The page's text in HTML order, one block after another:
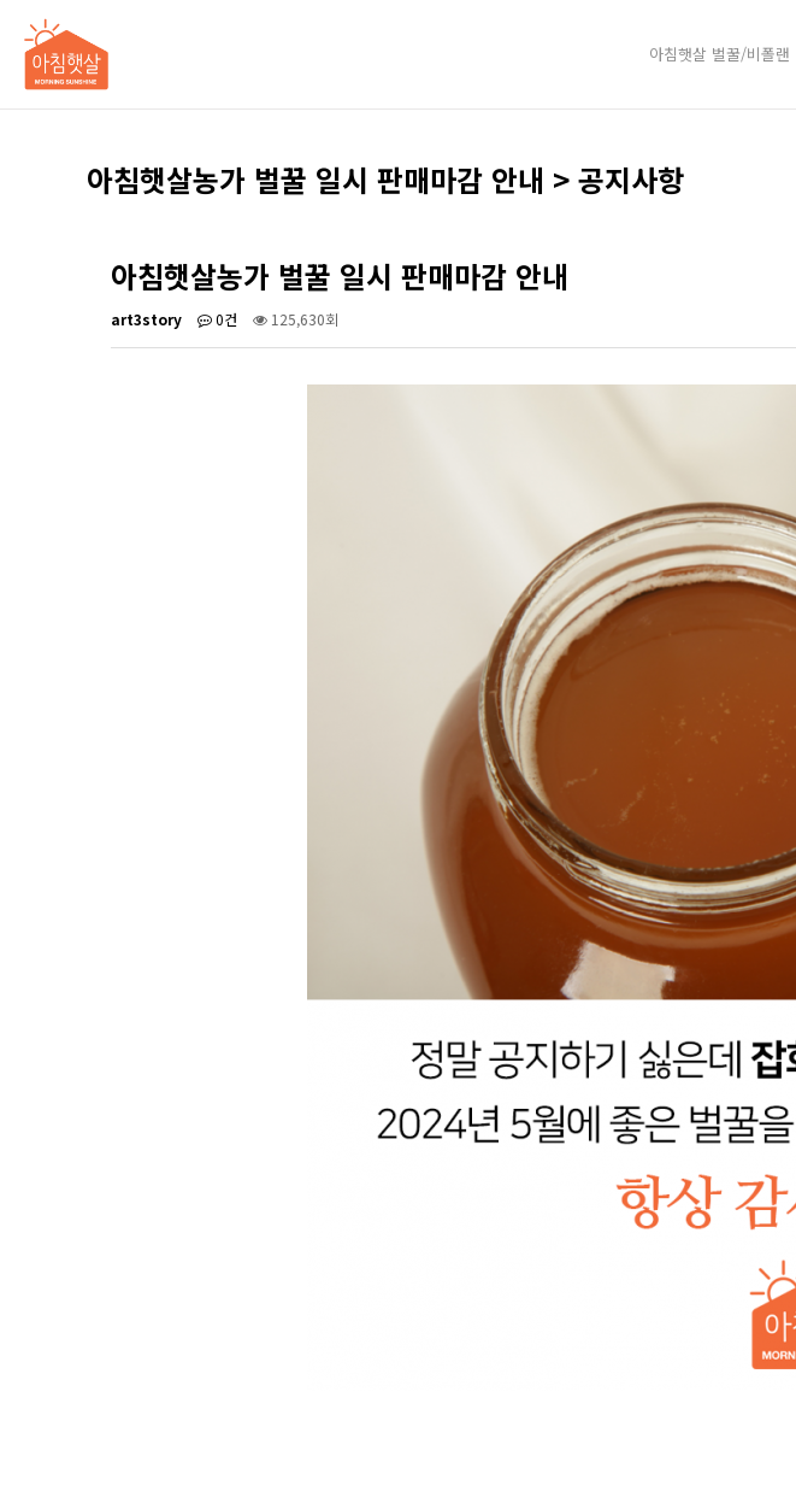
아침햇살 벌꿀/비폴랜
아침햇살농가 벌꿀 일시 판매마감 안내 > 공지사항
아침햇살농가 벌꿀 일시 판매마감 안내
art3story 0건 125,630회